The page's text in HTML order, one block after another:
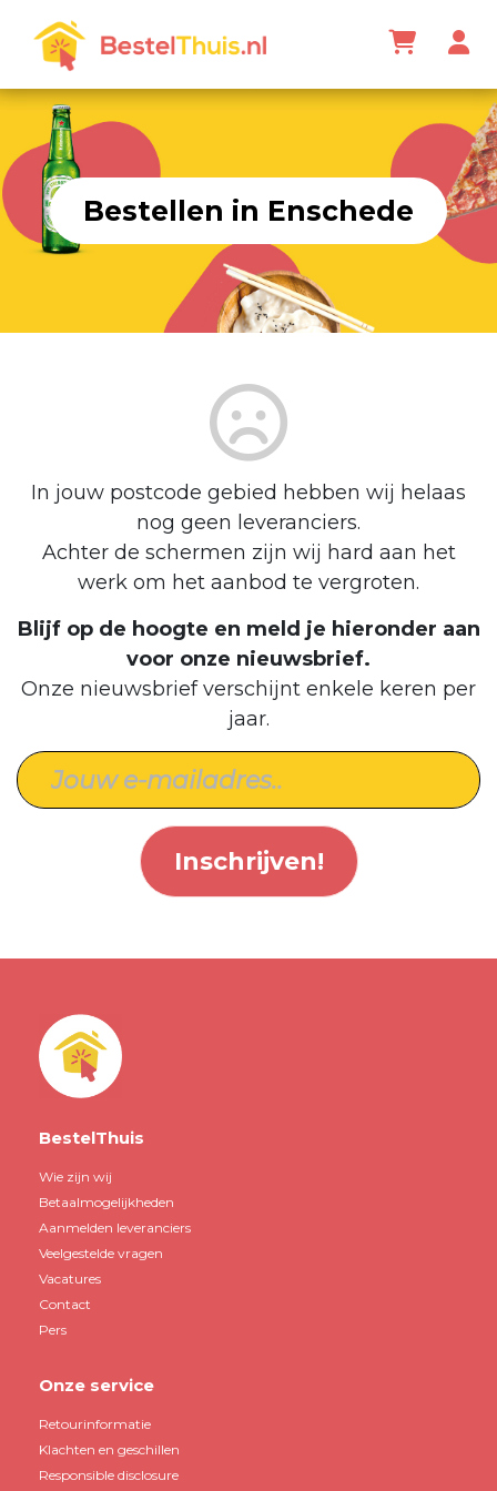
Bestellen in Enschede
In jouw postcode gebied hebben wij helaas
nog geen leveranciers.
Achter de schermen zijn wij hard aan het
werk om het aanbod te vergroten.
Blijf op de hoogte en meld je hieronder aan
voor onze nieuwsbrief.
Onze nieuwsbrief verschijnt enkele keren per
jaar.
Inschrijven!
BestelThuis
Wie zijn wij
Betaalmogelijkheden
Aanmelden leveranciers
Veelgestelde vragen
Vacatures
Contact
Pers
Onze service
Retourinformatie
Klachten en geschillen
Responsible disclosure